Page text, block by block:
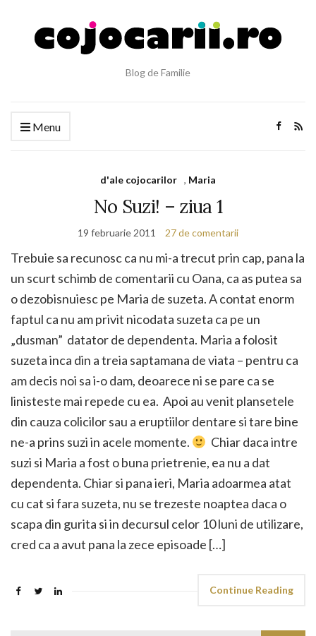
Blog de Familie
Menu
d'ale cojocarilor , Maria
No Suzi! – ziua 1
19 februarie 2011 27 de comentarii
Trebuie sa recunosc ca nu mi-a trecut prin cap, pana la
un scurt schimb de comentarii cu Oana, ca as putea sa
o dezobisnuiesc pe Maria de suzeta. A contat enorm
faptul ca nu am privit nicodata suzeta ca pe un
„dusman” datator de dependenta. Maria a folosit
suzeta inca din a treia saptamana de viata – pentru ca
am decis noi sa i-o dam, deoarece ni se pare ca se
linisteste mai repede cu ea. Apoi au venit plansetele
din cauza colicilor sau a eruptiilor dentare si tare bine
ne-a prins suzi in acele momente.
Chiar daca intre
suzi si Maria a fost o buna prietrenie, ea nu a dat
dependenta. Chiar si pana ieri, Maria adoarmea atat
cu cat si fara suzeta, nu se trezeste noaptea daca o
scapa din gurita si in decursul celor 10 luni de utilizare,
cred ca a avut pana la zece episoade […]
Continue Reading